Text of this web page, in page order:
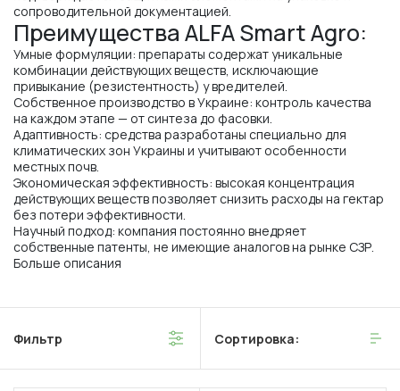
сопроводительной документацией.
Преимущества ALFA Smart Agro:
Умные формуляции: препараты содержат уникальные
комбинации действующих веществ, исключающие
привыкание (резистентность) у вредителей.
Собственное производство в Украине: контроль качества
на каждом этапе — от синтеза до фасовки.
Адаптивность: средства разработаны специально для
климатических зон Украины и учитывают особенности
местных почв.
Экономическая эффективность: высокая концентрация
действующих веществ позволяет снизить расходы на гектар
без потери эффективности.
Научный подход: компания постоянно внедряет
собственные патенты, не имеющие аналогов на рынке СЗР.
Больше описания
Фильтр Сортировка: